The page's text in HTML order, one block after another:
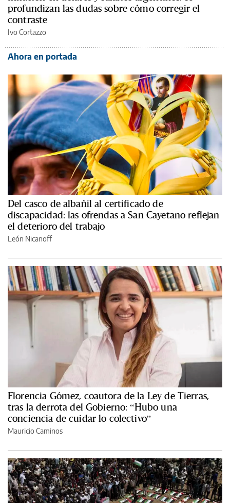
profundizan las dudas sobre cómo corregir el
contraste
Ivo Cortazzo
Ahora en portada
Del casco de albañil al certificado de
discapacidad: las ofrendas a San Cayetano reflejan
el deterioro del trabajo
León Nicanoff
Florencia Gómez, coautora de la Ley de Tierras,
tras la derrota del Gobierno: “Hubo una
conciencia de cuidar lo colectivo”
Mauricio Caminos